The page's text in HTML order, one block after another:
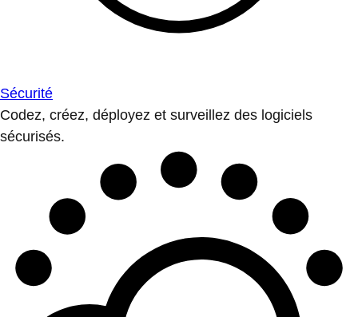
Sécurité
Codez, créez, déployez et surveillez des logiciels
sécurisés.